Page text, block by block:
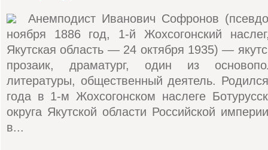
Анемподист Иванович Софронов
ноября 1886 год, 1-й Жохсогонский
Якутская область — 24 октября 1935) —
прозаик, драматург, один из
литературы, общественный деятель.
года в 1-м Жохсогонском наслеге
округа Якутской области Российской
в...